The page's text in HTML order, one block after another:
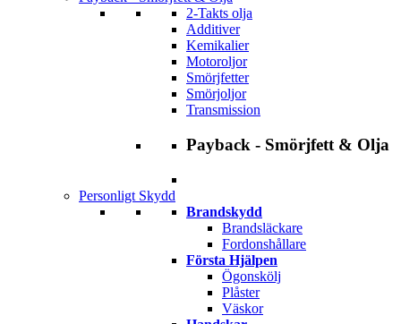
2-Takts olja
Additiver
Kemikalier
Motoroljor
Smörjfetter
Smörjoljor
Transmission
Payback - Smörjfett & Olja
Personligt Skydd
Brandskydd
Brandsläckare
Fordonshållare
Första Hjälpen
Ögonskölj
Plåster
Väskor